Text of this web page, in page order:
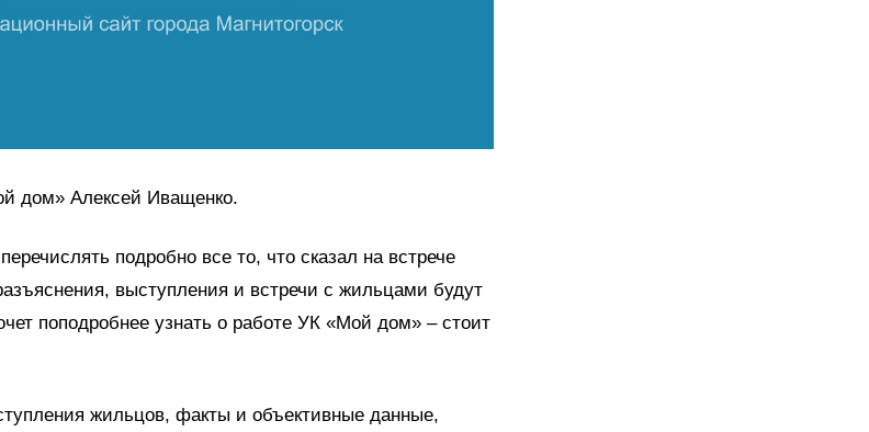
дом» Алексей Иващенко.
подробно все то, что сказал на встрече
выступления и встречи с жильцами будут
поподробнее узнать о работе УК «Мой дом» – стоит
жильцов, факты и объективные данные,